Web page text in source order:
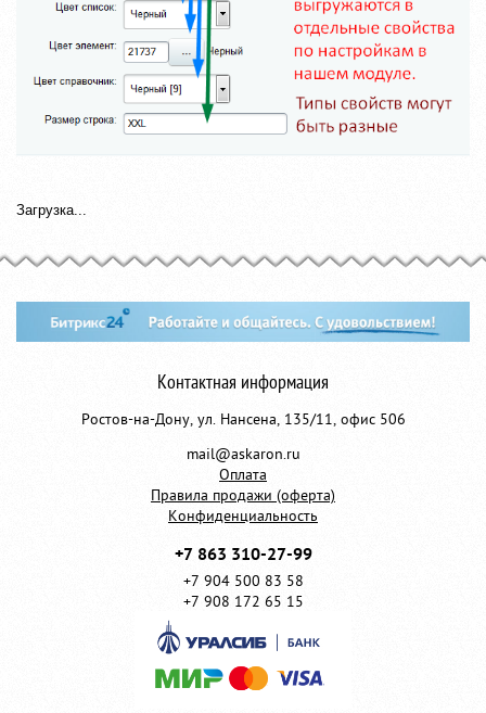
Загрузка...
Контактная информация
Ростов-на-Дону, ул. Нансена, 135/11, офис 506
mail@askaron.ru
Оплата
Правила продажи (оферта)
Конфиденциальность
+7 863 310-27-99
+7 904 500 83 58
+7 908 172 65 15